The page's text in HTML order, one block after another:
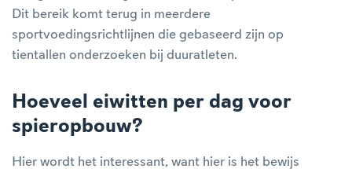
Dit bereik komt terug in meerdere
sportvoedingsrichtlijnen die gebaseerd zijn op
tientallen onderzoeken bij duuratleten.
Hoeveel eiwitten per dag voor
spieropbouw?
Hier wordt het interessant, want hier is het bewijs